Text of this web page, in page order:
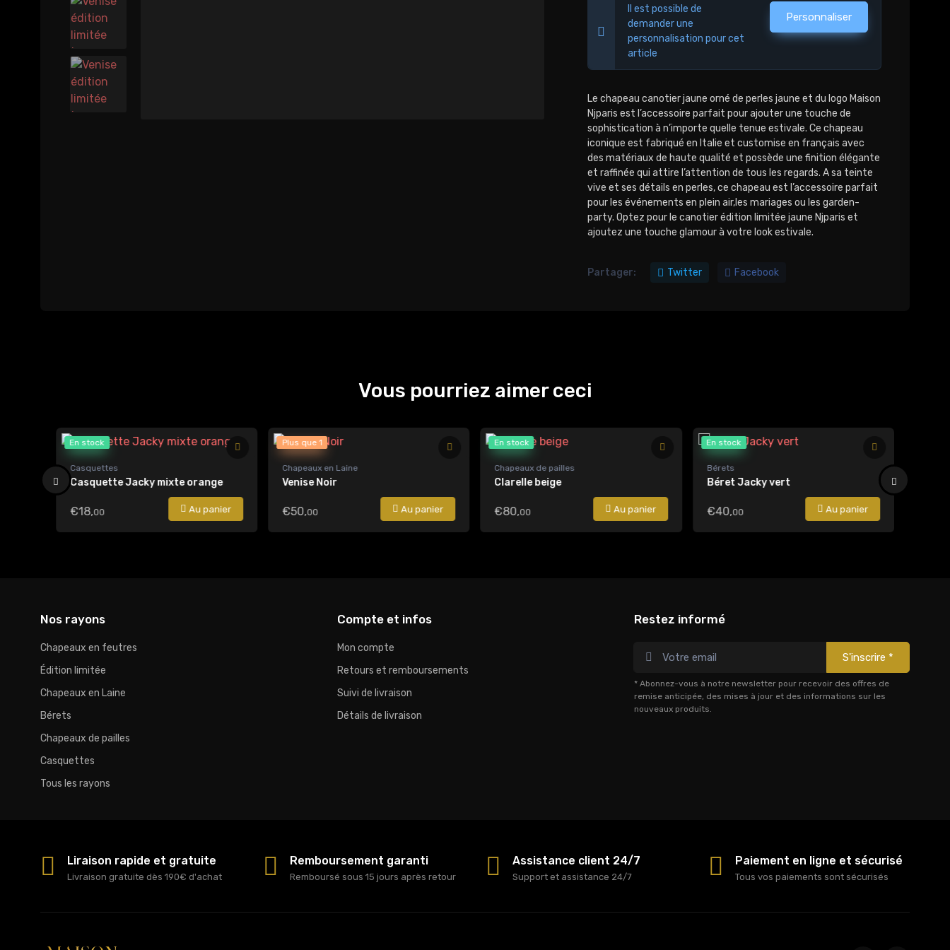
Il est possible de
demander une
personnalisation pour cet
article
Personnaliser
Le chapeau canotier jaune orné de perles jaune et du logo Maison
Njparis est l’accessoire parfait pour ajouter une touche de
sophistication à n’importe quelle tenue estivale. Ce chapeau
iconique est fabriqué en Italie et customise en français avec
des matériaux de haute qualité et possède une finition élégante
et raffinée qui attire l’attention de tous les regards. A sa teinte
vive et ses détails en perles, ce chapeau est l’accessoire parfait
pour les événements en plein air,les mariages ou les garden-
party. Optez pour le canotier édition limitée jaune Njparis et
ajoutez une touche glamour à votre look estivale.
Partager: Twitter Facebook
Vous pourriez aimer ceci
En stock
Casquettes
Casquette Jacky mixte orange
€18,00 Au panier
Plus que 1
Chapeaux en Laine
Venise Noir
€50,00 Au panier
En stock
Chapeaux de pailles
Clarelle beige
€80,00 Au panier
En stock
Bérets
Béret Jacky vert
€40,00 Au panier
Nos rayons
Chapeaux en feutres
Édition limitée
Chapeaux en Laine
Bérets
Chapeaux de pailles
Casquettes
Tous les rayons
Compte et infos
Mon compte
Retours et remboursements
Suivi de livraison
Détails de livraison
Restez informé
S'inscrire *
* Abonnez-vous à notre newsletter pour recevoir des offres de
remise anticipée, des mises à jour et des informations sur les
nouveaux produits.
Liraison rapide et gratuite
Livraison gratuite dès 190€ d'achat
Remboursement garanti
Remboursé sous 15 jours après retour
Assistance client 24/7
Support et assistance 24/7
Paiement en ligne et sécurisé
Tous vos paiements sont sécurisés